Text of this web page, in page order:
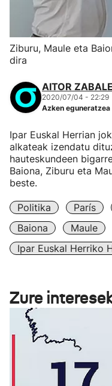
Ziburu, Maule eta
dira
AITOR
2020/07/04 - 22:29
Azken eguneratzea
Ipar Euskal Herrian
alkateak izendatu
hauteskundeen
Baiona, Ziburu eta
beste.
Politika París
Baiona
Maule
Ipar Euskal Herriko
Zure